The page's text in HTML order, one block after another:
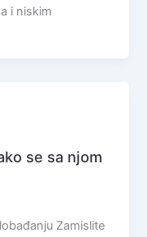
i niskim
se sa njom
Zamislite